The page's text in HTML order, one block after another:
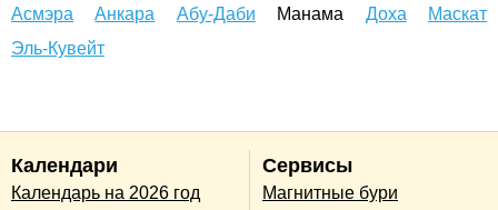
Асмэра Анкара Абу-Даби Манама Доха
Маскат
Эль-Кувейт
Календари
Календарь на 2026 год
Сервисы
Магнитные бури